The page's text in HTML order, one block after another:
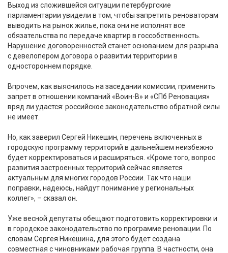
Выход из сложившейся ситуации петербургские
парламентарии увидели в том, чтобы запретить реноваторам
выводить на рынок жилье, пока они не исполнят все
обязательства по передаче квартир в госсобственность.
Нарушение договоренностей станет основанием для разрыва
с девелопером договора о развитии территории в
одностороннем порядке.
Впрочем, как выяснилось на заседании комиссии, применить
запрет в отношении компаний «Воин-В» и «СПб Реновация»
вряд ли удастся: российское законодательство обратной силы
не имеет.
Но, как заверил Сергей Никешин, перечень включенных в
городскую программу территорий в дальнейшем неизбежно
будет корректироваться и расширяться. «Кроме того, вопрос
развития застроенных территорий сейчас является
актуальным для многих городов России. Так что наши
поправки, надеюсь, найдут понимание у региональных
коллег», – сказал он.
Уже весной депутаты обещают подготовить корректировки и
в городское законодательство по программе реновации. По
словам Сергея Никешина, для этого будет создана
совместная с чиновниками рабочая группа. В частности, она